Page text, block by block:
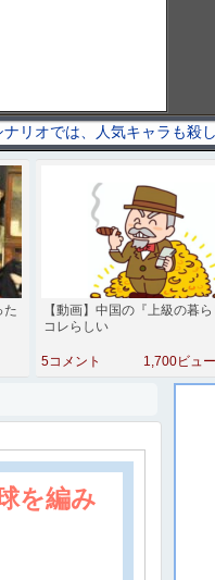
た
【動画】中国の『上級の暮
コレらしい
5コメント 1,700ビュー
を編み